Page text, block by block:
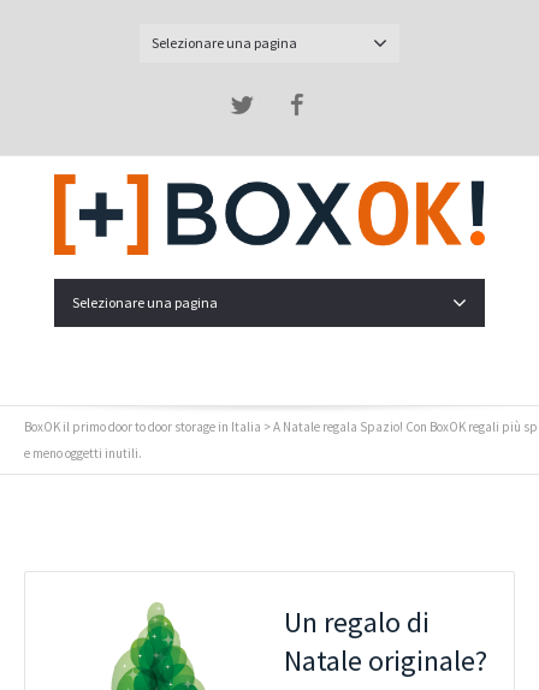
Selezionare una pagina
Twitter
Selezionare una pagina
BoxOK il primo door to door storage in Italia > A Natale regala Spazio! Con BoxOK regali più
e meno oggetti inutili.
Un regalo di
Natale originale?